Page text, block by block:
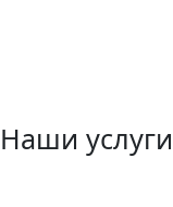
Наши услуги